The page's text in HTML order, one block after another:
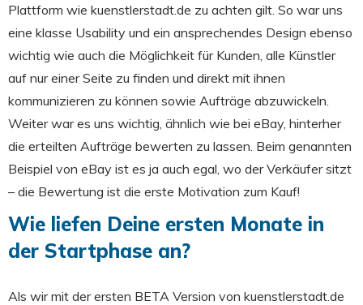
Plattform wie kuenstlerstadt.de zu achten gilt. So war uns
eine klasse Usability und ein ansprechendes Design ebenso
wichtig wie auch die Möglichkeit für Kunden, alle Künstler
auf nur einer Seite zu finden und direkt mit ihnen
kommunizieren zu können sowie Aufträge abzuwickeln.
Weiter war es uns wichtig, ähnlich wie bei eBay, hinterher
die erteilten Aufträge bewerten zu lassen. Beim genannten
Beispiel von eBay ist es ja auch egal, wo der Verkäufer sitzt
– die Bewertung ist die erste Motivation zum Kauf!
Wie liefen Deine ersten Monate in
der Startphase an?
Als wir mit der ersten BETA Version von kuenstlerstadt.de